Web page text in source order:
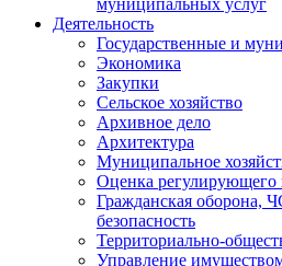
муниципальных услуг
Деятельность
Государственные и
Экономика
Закупки
Сельское хозяйство
Архивное дело
Архитектура
Муниципальное
Оценка регулирующего
Гражданская оборона,
безопасность
Территориально-
Управление